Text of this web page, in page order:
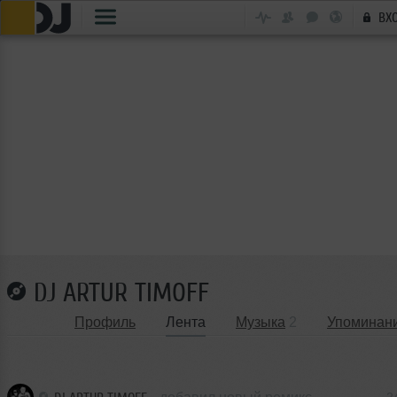
DJ ARTUR TIMOFF
Профиль Лента Музыка